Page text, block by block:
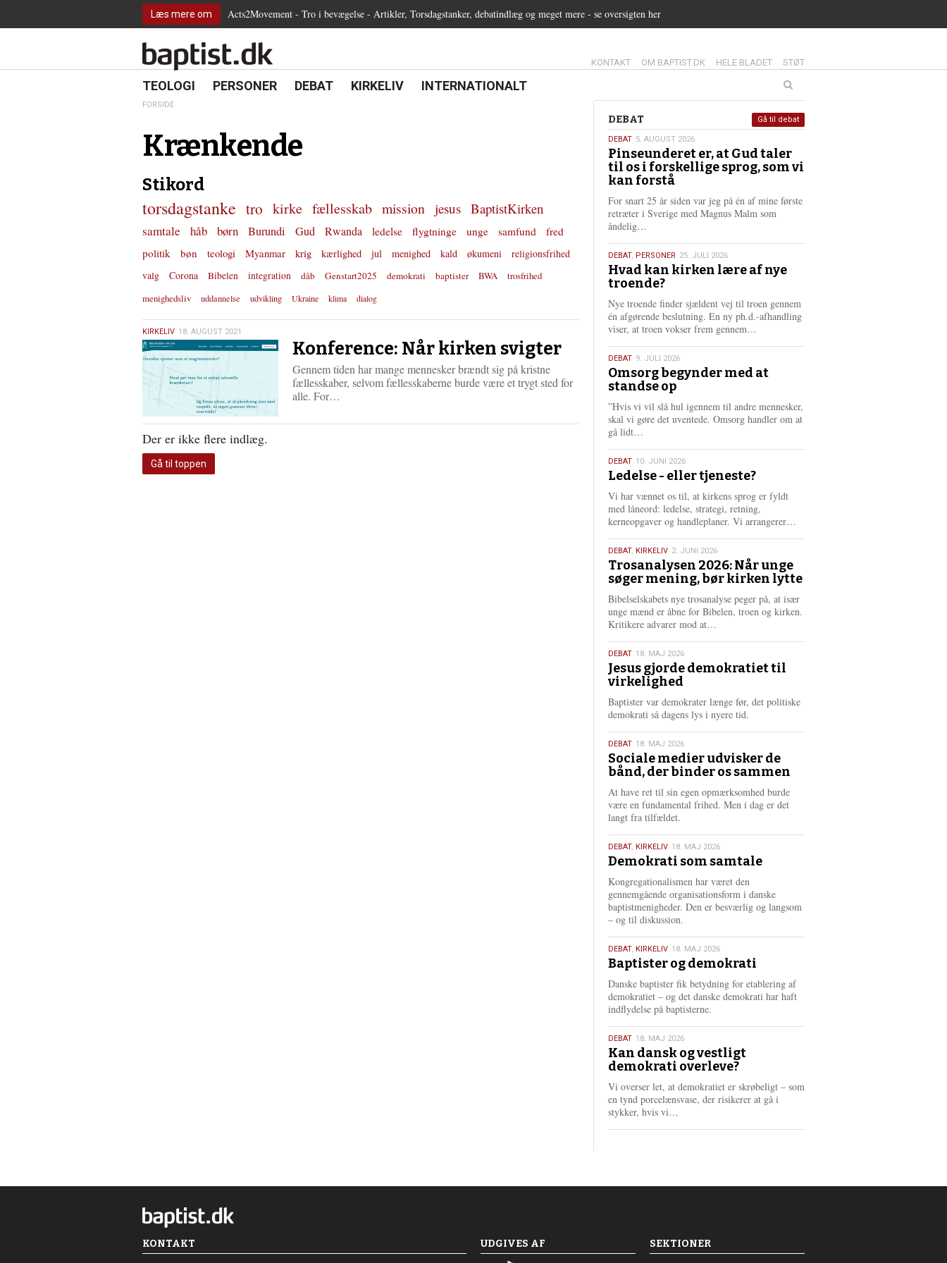
gå
for
6.0:
Internationalt
Læs mere om Acts2Movement - Tro i bevægelse - Artikler, Torsdagstanker, debatindlæg og meget mere - se oversigten her
13.0:
KONTAKT 14.0:
OM BAPTIST.DK 15.0:
HELE BLADET 16.0:
STØT
18.0:
TEOLOGI 19.0:
PERSONER 20.0:
DEBAT 21.0:
KIRKELIV 22.0:
INTERNATIONALT
FORSIDE
Krænkende
Stikord
torsdagstanke tro kirke fællesskab mission jesus BaptistKirken
samtale håb børn Burundi Gud Rwanda ledelse flygtninge unge samfund
fred
politik
bøn teologi Myanmar krig kærlighed jul menighed kald økumeni
religionsfrihed
valg
Corona Bibelen integration dåb Genstart2025 demokrati baptister BWA
trosfrihed
menighedsliv
uddannelse udvikling Ukraine klima dialog
18.
august
2021
KIRKELIV 18. AUGUST 2021
Konference: Når kirken svigter
Gennem tiden har mange mennesker brændt sig på kristne
fællesskaber, selvom fællesskaberne burde være et trygt sted for
alle. For…
s
Der er ikke flere indlæg.
Gå til toppen
Debat
DEBAT
5.
august
2026
DEBAT 5. AUGUST 2026
Pinseunderet er, at Gud taler
til os i forskellige sprog, som vi
kan forstå
For snart 25 år siden var jeg på én af mine første
retræter i Sverige med Magnus Malm som
åndelig…
s
m
e
r
e
25.
juli
2026
DEBAT, PERSONER 25. JULI 2026
Hvad kan kirken lære af nye
troende?
Nye troende finder sjældent vej til troen gennem
én afgørende beslutning. En ny ph.d.-afhandling
viser, at troen vokser frem gennem…
e
e
9.
juli
2026
DEBAT 9. JULI 2026
Omsorg begynder med at
standse op
”Hvis vi vil slå hul igennem til andre mennesker,
skal vi gøre det uventede. Omsorg handler om at
gå lidt…
s
e
r
e
10.
juni
2026
DEBAT 10. JUNI 2026
Ledelse - eller tjeneste?
Vi har vænnet os til, at kirkens sprog er fyldt
med låneord: ledelse, strategi, retning,
kerneopgaver og handleplaner. Vi arrangerer…
r
e
2.
juni
2026
DEBAT, KIRKELIV 2. JUNI 2026
Trosanalysen 2026: Når unge
søger mening, bør kirken lytte
Bibelselskabets nye trosanalyse peger på, at især
unge mænd er åbne for Bibelen, troen og kirken.
Kritikere advarer mod at…
e
e
18.
maj
2026
DEBAT 18. MAJ 2026
Jesus gjorde demokratiet til
virkelighed
Baptister var demokrater længe før, det politiske
demokrati så dagens lys i nyere tid.
18.
maj
2026
DEBAT 18. MAJ 2026
Sociale medier udvisker de
bånd, der binder os sammen
At have ret til sin egen opmærksomhed burde
være en fundamental frihed. Men i dag er det
langt fra tilfældet.
18.
maj
2026
DEBAT, KIRKELIV 18. MAJ 2026
Demokrati som samtale
Kongregationalismen har været den
gennemgående organisationsform i danske
baptistmenigheder. Den er besværlig og langsom
– og til diskussion.
18.
maj
2026
DEBAT, KIRKELIV 18. MAJ 2026
Baptister og demokrati
Danske baptister fik betydning for etablering af
demokratiet – og det danske demokrati har haft
indflydelse på baptisterne.
18.
maj
2026
DEBAT 18. MAJ 2026
Kan dansk og vestligt
demokrati overleve?
Vi overser let, at demokratiet er skrøbeligt – som
en tynd porcelænsvase, der risikerer at gå i
stykker, hvis vi…
e
Gå til debat
KONTAKT UDGIVES AF SEKTIONER